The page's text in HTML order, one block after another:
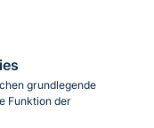
grundlegende
Funktion der